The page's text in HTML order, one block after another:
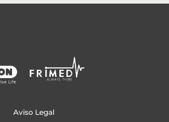
Aviso Legal